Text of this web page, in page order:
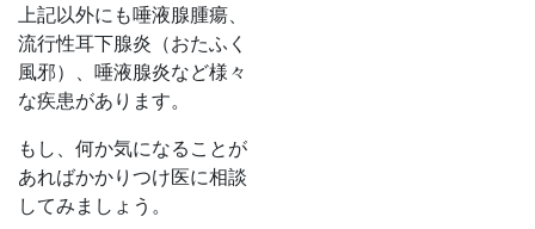
上記以外にも唾液腺腫瘍、
流行性耳下腺炎（おたふく
風邪）、唾液腺炎など様々
な疾患があります。
もし、何か気になることが
あればかかりつけ医に相談
してみましょう。